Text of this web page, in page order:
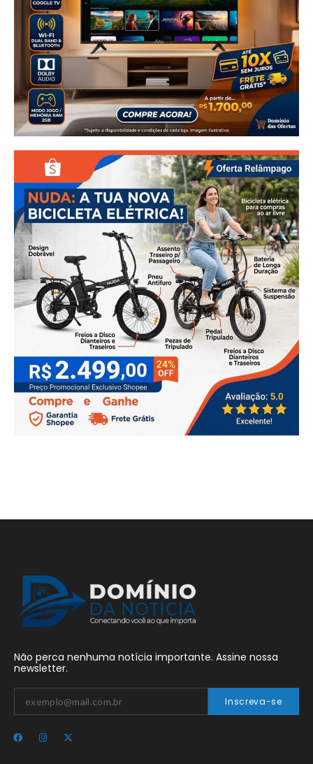
Não perca nenhuma notícia importante. Assine nossa
newsletter.
Inscreva-se